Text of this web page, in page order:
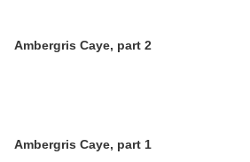
Ambergris Caye, part 2
Ambergris Caye, part 1